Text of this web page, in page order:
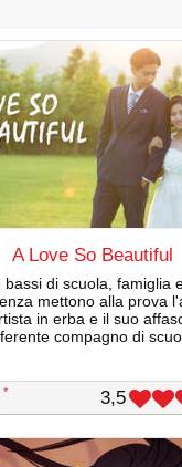
A Love So Beautiful
bassi di scuola, famiglia
mettono alla prova
in erba e il suo
compagno di
* 3,5